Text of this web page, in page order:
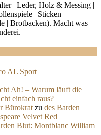
| Leder, Holz & Messing |
| Sticken |
| Brotbacken). Macht was
AL Sport
Ah! – Warum läuft die
einfach raus?
Bürokrat zu des Barden
Velvet Red
Blut: Montblanc William